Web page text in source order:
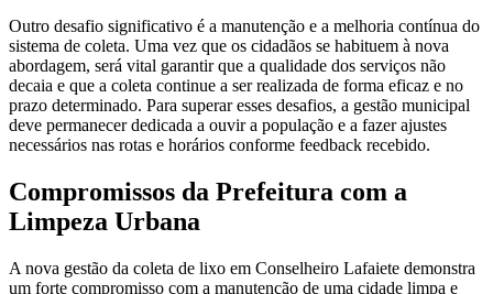
Outro desafio significativo é a manutenção e a melhoria contínua do
sistema de coleta. Uma vez que os cidadãos se habituem à nova
abordagem, será vital garantir que a qualidade dos serviços não
decaia e que a coleta continue a ser realizada de forma eficaz e no
prazo determinado. Para superar esses desafios, a gestão municipal
deve permanecer dedicada a ouvir a população e a fazer ajustes
necessários nas rotas e horários conforme feedback recebido.
Compromissos da Prefeitura com a
Limpeza Urbana
A nova gestão da coleta de lixo em Conselheiro Lafaiete demonstra
um forte compromisso com a manutenção de uma cidade limpa e